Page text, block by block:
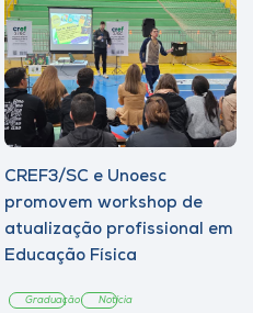
CREF3/SC e Unoesc
promovem workshop de
atualização profissional em
Educação Física
Graduação Notícia